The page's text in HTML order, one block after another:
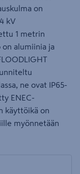
on
kV
1 metrin
alumiinia ja
ne ovat IP65-
ENEC-
käyttöikä on
myönnetään